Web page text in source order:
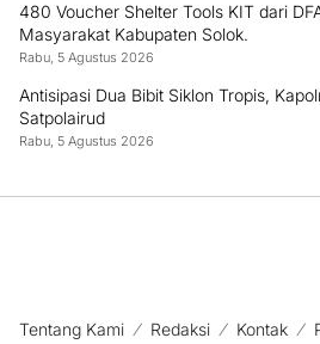
480 Voucher Shelter Tools KIT dari
Masyarakat Kabupaten Solok.
Rabu, 5 Agustus 2026
Antisipasi Dua Bibit Siklon Tropis,
Satpolairud
Rabu, 5 Agustus 2026
Tentang Kami Redaksi Kontak